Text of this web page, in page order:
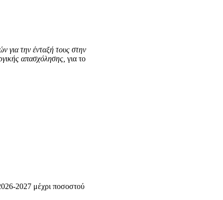
για την ένταξή τους στην
απασχόλησης, για το
2027 μέχρι ποσοστού